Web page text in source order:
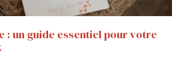
: un guide essentiel pour votre